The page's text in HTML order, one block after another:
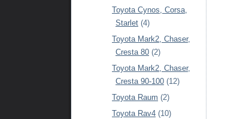
Toyota Cynos, Corsa,
Starlet (4)
Toyota Mark2, Chaser,
Cresta 80 (2)
Toyota Mark2, Chaser,
Cresta 90-100 (12)
Toyota Raum (2)
Toyota Rav4 (10)